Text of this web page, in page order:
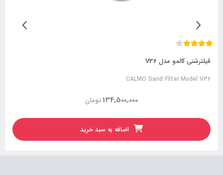
فیلترشنی کالمو مدل V36
CALMO Sand Filter Model V36
تومان 134,500,000
اضافه به سبد خرید